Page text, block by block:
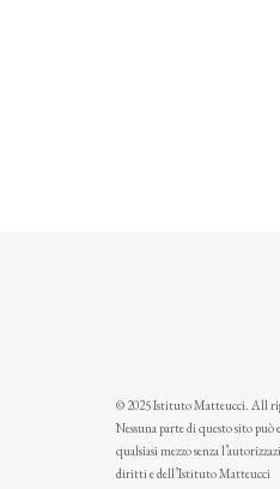
© 2025 Istituto Matteucci. All
Nessuna parte di questo sito può
qualsiasi mezzo senza
diritti e dell’Istituto Matteucci